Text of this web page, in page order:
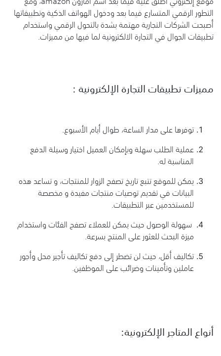
التطور الرقمي المتسارع فيما بعد ودخول الهواتف الذكية وتطبيقاتها
أصبحت الشركات التجارية مهتمة بشدة بالتحول الرقمي واستخدام
تطبيقات الجوال في التجارة الالكترونية لما فيها من مميزات.
مميزات تطبيقات التجارة الإلكترونية :
توفرها على مدار الساعة، طوال أيام الأسبوع.
عملية الطلب سهلة وبإمكان العميل اختيار وسيلة الدفع
المناسبة له.
يمكن للموقع تتبع تاريخ تصفح الزوار للمنتجات، و تساعد هذه
البيانات في تقديم توصيات منتجات مفيدة و مخصصة
للمستخدمين عبر التطبيقات.
سهولة الوصول حيث يمكن للعملاء تصفح الفئات واستخدام
ميزة البحث للعثور على المنتج بسرعة.
تكاليف أقل، حيث لن تضطر إلى دفع تكاليف تأجير محل وأجور
عاملين وتأمينات وضرائب على الموظفين.
أنواع المتاجر الإلكترونية: